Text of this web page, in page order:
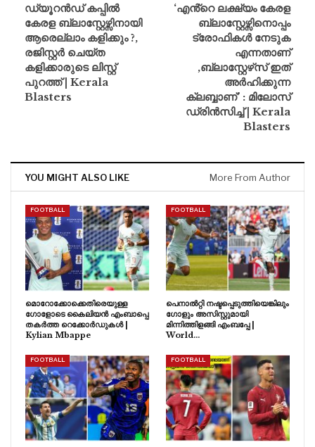
ഡ്യൂറൻഡ് കപ്പിൽ
കേരള ബ്ലാസ്റ്റേഴ്സിനായി
ആരെല്ലാം കളിക്കും ?,
രജിസ്റ്റർ ചെയ്ത
കളിക്കാരുടെ ലിസ്റ്റ്
പുറത്ത് | Kerala
Blasters
‘എൻ്റെ ലക്ഷ്യം കേരള
ബ്ലാസ്റ്റേഴ്സിനൊപ്പം
ട്രോഫികൾ നേടുക
എന്നതാണ്
,ബ്ലാസ്റ്റേഴ്‌സ് ഇത്
അർഹിക്കുന്ന
ക്ലബ്ബാണ്’ : മിലോസ്
ഡ്രിൻസിച്ച് | Kerala
Blasters
YOU MIGHT ALSO LIKE More From Author
FOOTBALL
മൊറോക്കോക്കെതിരെയുള്ള
ഗോളോടെ കൈലിയൻ എംബാപ്പെ
തകർത്ത റെക്കോർഡുകൾ |
Kylian Mbappe
FOOTBALL
പെനാൽറ്റി നഷ്ടപ്പെടുത്തിയെങ്കിലും
ഗോളും അസിസ്റ്റുമായി
മിന്നിത്തിളങ്ങി എംബപ്പേ |
World…
FOOTBALL FOOTBALL